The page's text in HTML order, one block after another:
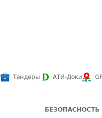
Тендеры АТИ-Доки
БЕЗОПАСНОСТЬ